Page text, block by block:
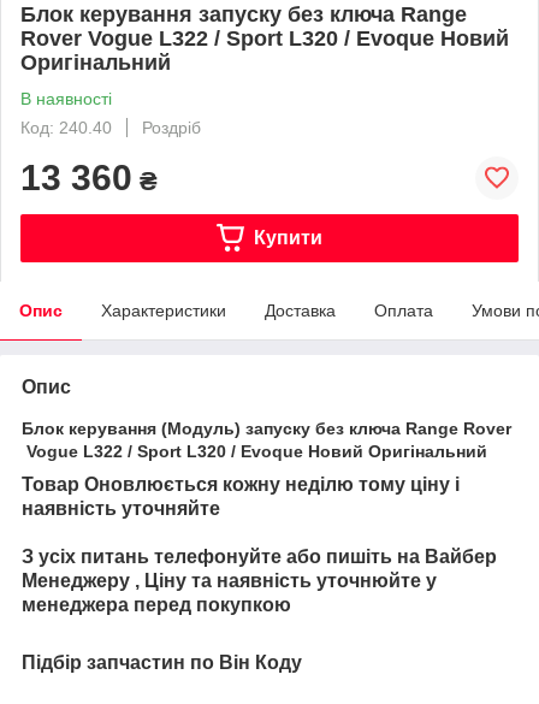
Блок керування запуску без ключа Range
Rover Vogue L322 / Sport L320 / Evoque Новий
Оригінальний
В наявності
Код: 240.40
Роздріб
13 360 ₴
Купити
Опис Характеристики Доставка Оплата Умови
Опис
Блок керування (Модуль) запуску без ключа Range Rover
Vogue L322 / Sport L320 / Evoque Новий Оригінальний
Товар Оновлюється кожну неділю тому ціну і
наявність уточняйте
З усіх питань телефонуйте або пишіть на Вайбер
Менеджеру , Ціну та наявність уточнюйте у
менеджера перед покупкою
Підбір запчастин по Він Коду